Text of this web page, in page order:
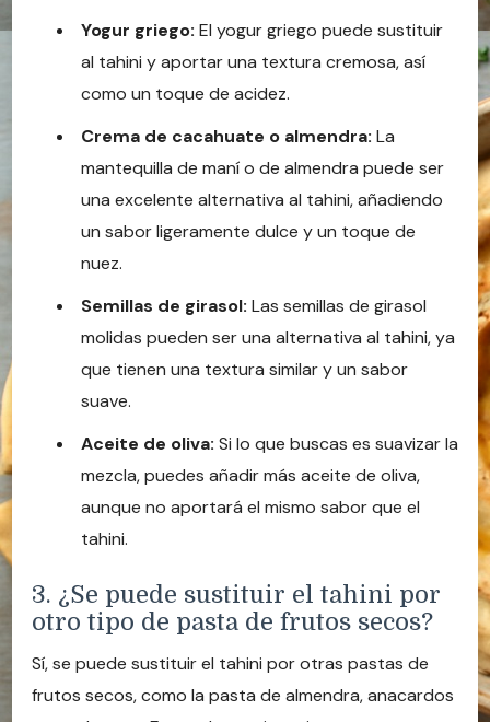
Yogur griego: El yogur griego puede sustituir
al tahini y aportar una textura cremosa, así
como un toque de acidez.
Crema de cacahuate o almendra: La
mantequilla de maní o de almendra puede ser
una excelente alternativa al tahini, añadiendo
un sabor ligeramente dulce y un toque de
nuez.
Semillas de girasol: Las semillas de girasol
molidas pueden ser una alternativa al tahini, ya
que tienen una textura similar y un sabor
suave.
Aceite de oliva: Si lo que buscas es suavizar la
mezcla, puedes añadir más aceite de oliva,
aunque no aportará el mismo sabor que el
tahini.
3. ¿Se puede sustituir el tahini por
otro tipo de pasta de frutos secos?
Sí, se puede sustituir el tahini por otras pastas de
frutos secos, como la pasta de almendra, anacardos